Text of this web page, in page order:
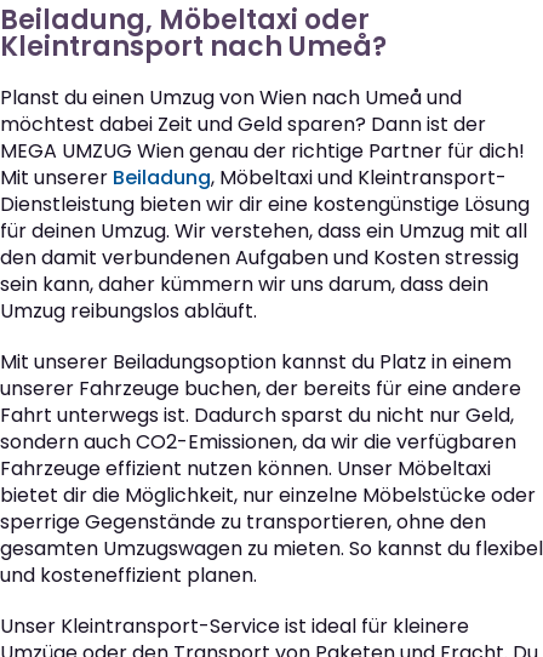
Beiladung, Möbeltaxi oder
Kleintransport nach Umeå?
Planst du einen Umzug von Wien nach Umeå und
möchtest dabei Zeit und Geld sparen? Dann ist der
MEGA UMZUG Wien genau der richtige Partner für dich!
Mit unserer Beiladung, Möbeltaxi und Kleintransport-
Dienstleistung bieten wir dir eine kostengünstige Lösung
für deinen Umzug. Wir verstehen, dass ein Umzug mit all
den damit verbundenen Aufgaben und Kosten stressig
sein kann, daher kümmern wir uns darum, dass dein
Umzug reibungslos abläuft.
Mit unserer Beiladungsoption kannst du Platz in einem
unserer Fahrzeuge buchen, der bereits für eine andere
Fahrt unterwegs ist. Dadurch sparst du nicht nur Geld,
sondern auch CO2-Emissionen, da wir die verfügbaren
Fahrzeuge effizient nutzen können. Unser Möbeltaxi
bietet dir die Möglichkeit, nur einzelne Möbelstücke oder
sperrige Gegenstände zu transportieren, ohne den
gesamten Umzugswagen zu mieten. So kannst du flexibel
und kosteneffizient planen.
Unser Kleintransport-Service ist ideal für kleinere